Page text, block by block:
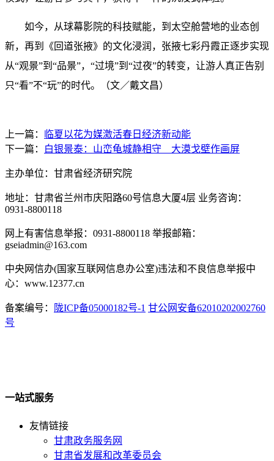
如今，从球幕影院的科技赋能，到太空舱营地的业态创
新，再到《回道张掖》的文化浸润，张掖七彩丹霞正逐步实现
从“观景”到“品景”，“过境”到“过夜”的转变，让游人真正告别
只“看”不“玩”的时代。（文／戴文昌）
上一篇：
临夏以花为媒激活春日经济新动能
下一篇：
白银景泰：山峦龟城静相守 大漠戈壁作画屏
主办单位：甘肃省经济研究院
地址：甘肃省兰州市庆阳路60号信息大厦4层 业务咨询：
0931-8800118
网上有害信息举报：0931-8800118 举报邮箱：
gseiadmin@163.com
中央网信办(国家互联网信息办公室)违法和不良信息举报中
心：www.12377.cn
备案编号： 陇ICP备05000182号-1 甘公网安备62010202002760
号
一站式服务
友情链接
甘肃政务服务网
甘肃省发展和改革委员会